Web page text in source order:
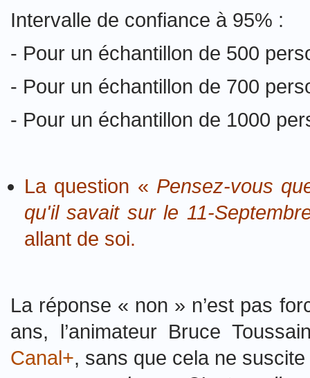
Intervalle de confiance à 95% :
- Pour un échantillon de 500
- Pour un échantillon de 700
- Pour un échantillon de 1000
La question « Pensez-vous
qu'il savait sur le 11-
allant de soi.
La réponse « non » n’est pas
ans, l’animateur Bruce
Canal+, sans que cela ne